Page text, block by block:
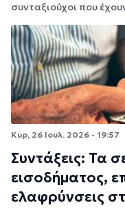
συνταξιούχοι που
Κυρ, 26 Ιουλ. 2026 - 19:57
Συντάξεις: Τα
εισοδήματος,
ελαφρύνσεις